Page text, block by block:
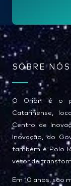
*
SOBRE NÓS
O Orion é o
Catarinense,
Centro de
Inovação, do
também é Polo
vetor de
Em 10 anos, são